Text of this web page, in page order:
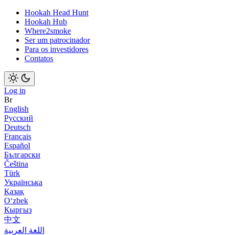
Hookah Head Hunt
Hookah Hub
Where2smoke
Ser um patrocinador
Para os investidores
Contatos
Log in
Br
English
Русский
Deutsch
Français
Español
Български
Čeština
Türk
Українська
Қазақ
Оʻzbek
Кыргыз
中文
اللغة العربية